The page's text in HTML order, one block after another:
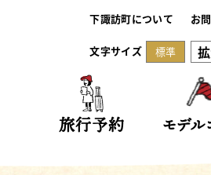
下諏訪町について お
文字サイズ 標準
旅行予約 モデル